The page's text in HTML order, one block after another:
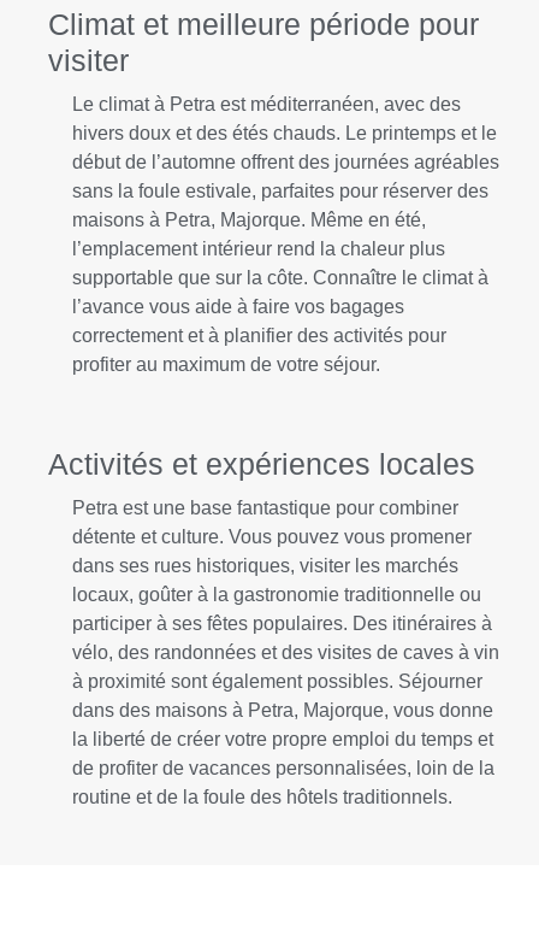
Climat et meilleure période pour
visiter
Le climat à Petra est méditerranéen, avec des
hivers doux et des étés chauds. Le printemps et le
début de l’automne offrent des journées agréables
sans la foule estivale, parfaites pour réserver des
maisons à Petra, Majorque. Même en été,
l’emplacement intérieur rend la chaleur plus
supportable que sur la côte. Connaître le climat à
l’avance vous aide à faire vos bagages
correctement et à planifier des activités pour
profiter au maximum de votre séjour.
Activités et expériences locales
Petra est une base fantastique pour combiner
détente et culture. Vous pouvez vous promener
dans ses rues historiques, visiter les marchés
locaux, goûter à la gastronomie traditionnelle ou
participer à ses fêtes populaires. Des itinéraires à
vélo, des randonnées et des visites de caves à vin
à proximité sont également possibles. Séjourner
dans des maisons à Petra, Majorque, vous donne
la liberté de créer votre propre emploi du temps et
de profiter de vacances personnalisées, loin de la
routine et de la foule des hôtels traditionnels.